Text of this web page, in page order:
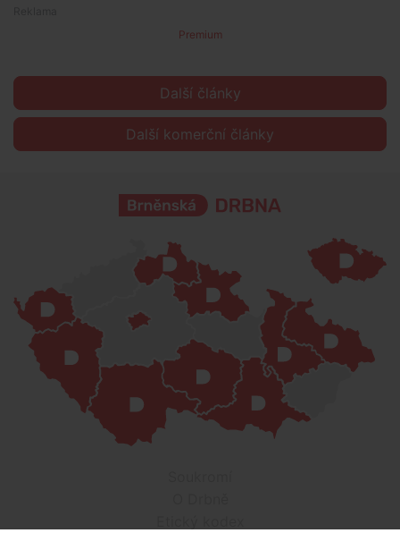
Premium
Další články
Další komerční články